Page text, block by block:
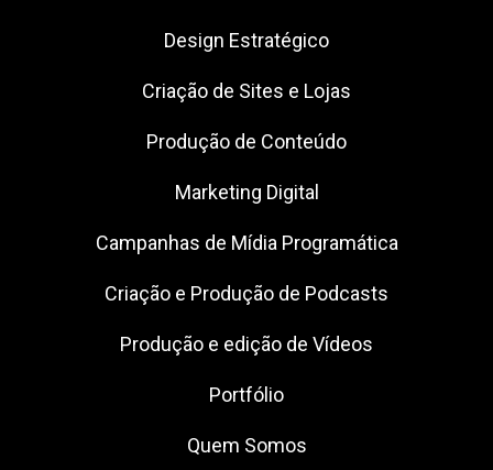
Design Estratégico
Criação de Sites e Lojas
Produção de Conteúdo
Marketing Digital
Campanhas de Mídia Programática
Criação e Produção de Podcasts
Produção e edição de Vídeos
Portfólio
Quem Somos